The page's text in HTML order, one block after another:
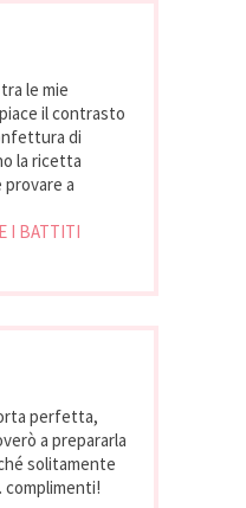
le mie
il contrasto
di
la ricetta
a
I BATTITI
perfetta,
a prepararla
solitamente
complimenti!